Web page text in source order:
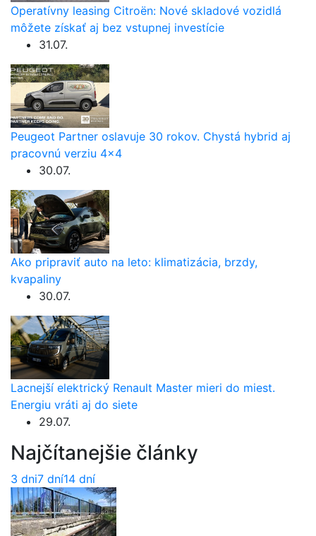
Operatívny leasing Citroën: Nové skladové vozidlá
môžete získať aj bez vstupnej investície
31.07.
Peugeot Partner oslavuje 30 rokov. Chystá hybrid aj
pracovnú verziu 4×4
30.07.
Ako pripraviť auto na leto: klimatizácia, brzdy,
kvapaliny
30.07.
Lacnejší elektrický Renault Master mieri do miest.
Energiu vráti aj do siete
29.07.
Najčítanejšie články
3 dni7 dní14 dní